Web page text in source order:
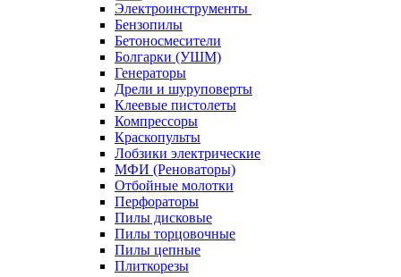
Электроинструменты
Бензопилы
Бетоносмесители
Болгарки (УШМ)
Генераторы
Дрели и шуруповерты
Клеевые пистолеты
Компрессоры
Краскопульты
Лобзики электрические
МФИ (Реноваторы)
Отбойные молотки
Перфораторы
Пилы дисковые
Пилы торцовочные
Пилы цепные
Плиткорезы